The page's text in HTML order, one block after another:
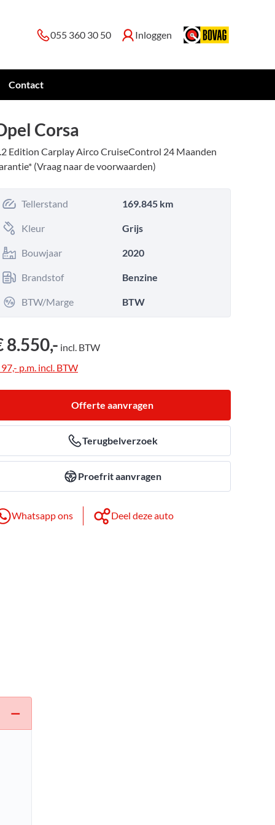
055 360 30 50 Inloggen
Contact
Corsa
Edition Carplay Airco CruiseControl 24 Maanden
(Vraag naar de voorwaarden)
Tellerstand 169.845 km
Kleur Grijs
Bouwjaar 2020
Brandstof Benzine
BTW/Marge BTW
8.550,- incl. BTW
p.m. incl. BTW
Offerte aanvragen
Terugbelverzoek
Proefrit aanvragen
Whatsapp ons Deel deze auto